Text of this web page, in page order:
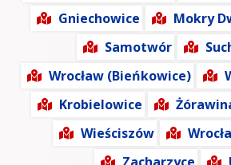
Gniechowice
Mokry
Samotwór
Wrocław (Bieńkowice)
Krobielowice
Wieściszów